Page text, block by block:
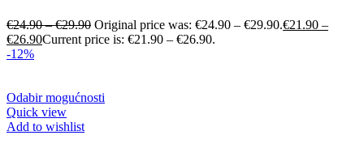
€24.90–€29.90 Original price was: €24.90 – €29.90.€21.90 –
€26.90Current price is: €21.90 – €26.90.
-12%
Odabir mogućnosti
Quick view
Add to wishlist